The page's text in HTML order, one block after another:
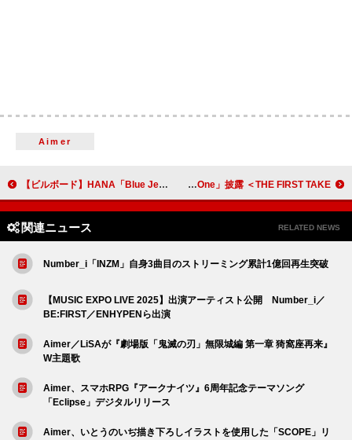
Aimer
【ビルボード】HANA「Blue Jeans」ストリーミング・ソング7連覇 BE:FIRST「Secret Garden」初登場トップ3入り RIP SLYME、ストリングスが加わったスペシャルアレンジで「One」披露 ＜THE FIRST TAKE＞
関連ニュース RELATED NEWS
Number_i「INZM」自身3曲目のストリーミング累計1億回再生突破
【MUSIC EXPO LIVE 2025】出演アーティスト公開 Number_i／
BE:FIRST／ENHYPENら出演
Aimer／LiSAが『劇場版「鬼滅の刃」無限城編 第一章 猗窩座再来』
W主題歌
Aimer、スマホRPG『アークナイツ』6周年記念テーマソング
「Eclipse」デジタルリリース
Aimer、いとうのいぢ描き下ろしイラストを使用した「SCOPE」リ